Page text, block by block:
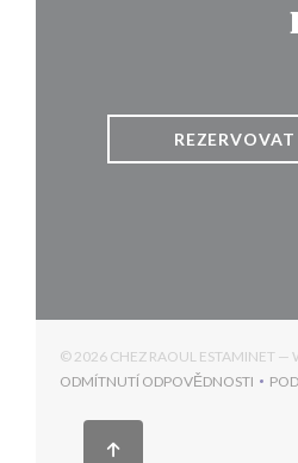
© 2026 CHEZ RAOUL ESTAMINET —
ODMÍTNUTÍ ODPOVĚDNOSTI
((OTEVŘE SE V